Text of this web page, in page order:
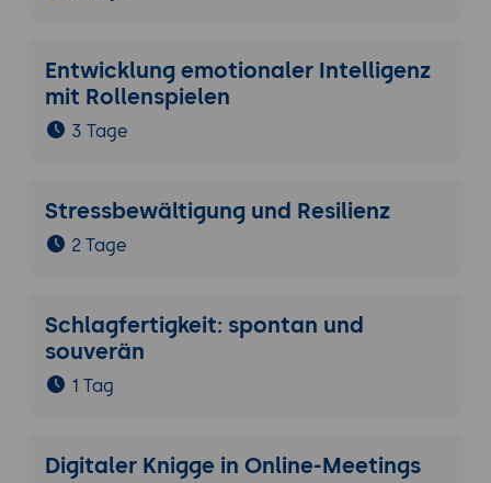
Entwicklung emotionaler Intelligenz
mit Rollenspielen
3 Tage
Stressbewältigung und Resilienz
2 Tage
Schlagfertigkeit: spontan und
souverän
1 Tag
Digitaler Knigge in Online-Meetings